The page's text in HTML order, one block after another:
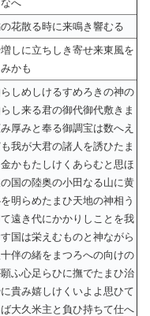
なへ
花散る時に来鳴き響むる
しに立ちしき寄せ来東風を
かも
しめしけるすめろきの神の
し来る君の御代御代敷きま
厚みと奉る御調宝は数へえ
我が大君の諸人を誘ひたま
かもたしけくあらむと思ほ
国の陸奥の小田なる山に黄
明らめたまひ天地の神相う
遠き代にかかりしことを我
国は栄えむものと神ながら
伴の緒をまつろへの向けの
ふ心足らひに撫でたまひ治
貴み嬉しけくいよよ思ひて
大久米主と負ひ持ちて仕へ